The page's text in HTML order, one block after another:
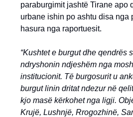
paraburgimit jashtë Tirane apo
urbane ishin po ashtu disa nga
hasura nga raportuesit.
“Kushtet e burgut dhe qendrës
ndryshonin ndjeshëm nga
institucionit. Të burgosurit u
burgut linin dritat ndezur në
kjo masë kërkohet nga ligji.
Krujë, Lushnjë, Rrogozhinë,